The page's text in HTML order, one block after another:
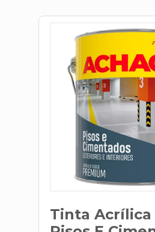
Tinta Acrílica